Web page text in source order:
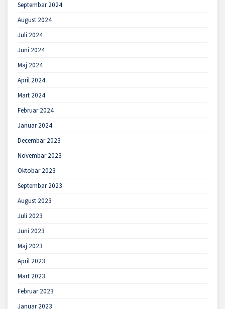
Septembar 2024
August 2024
Juli 2024
Juni 2024
Maj 2024
April 2024
Mart 2024
Februar 2024
Januar 2024
Decembar 2023
Novembar 2023
Oktobar 2023
Septembar 2023
August 2023
Juli 2023
Juni 2023
Maj 2023
April 2023
Mart 2023
Februar 2023
Januar 2023